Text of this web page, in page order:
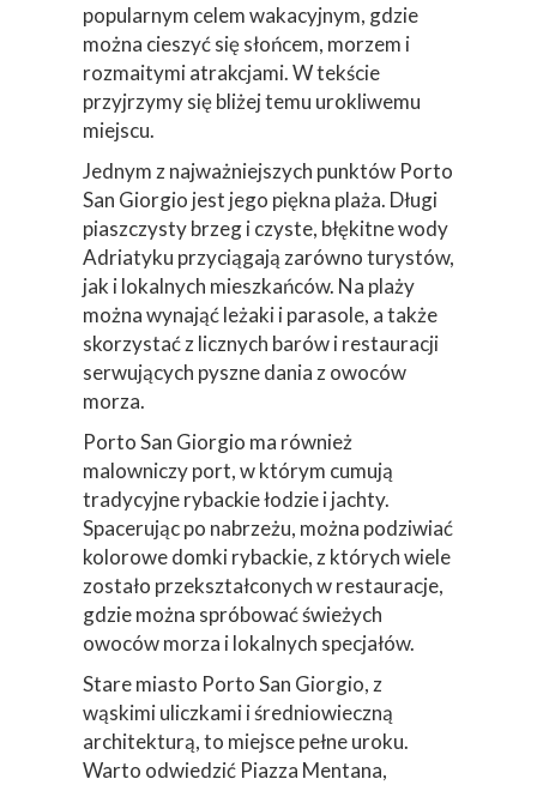
popularnym celem wakacyjnym, gdzie
można cieszyć się słońcem, morzem i
rozmaitymi atrakcjami. W tekście
przyjrzymy się bliżej temu urokliwemu
miejscu.
Jednym z najważniejszych punktów Porto
San Giorgio jest jego piękna plaża. Długi
piaszczysty brzeg i czyste, błękitne wody
Adriatyku przyciągają zarówno turystów,
jak i lokalnych mieszkańców. Na plaży
można wynająć leżaki i parasole, a także
skorzystać z licznych barów i restauracji
serwujących pyszne dania z owoców
morza.
Porto San Giorgio ma również
malowniczy port, w którym cumują
tradycyjne rybackie łodzie i jachty.
Spacerując po nabrzeżu, można podziwiać
kolorowe domki rybackie, z których wiele
zostało przekształconych w restauracje,
gdzie można spróbować świeżych
owoców morza i lokalnych specjałów.
Stare miasto Porto San Giorgio, z
wąskimi uliczkami i średniowieczną
architekturą, to miejsce pełne uroku.
Warto odwiedzić Piazza Mentana,